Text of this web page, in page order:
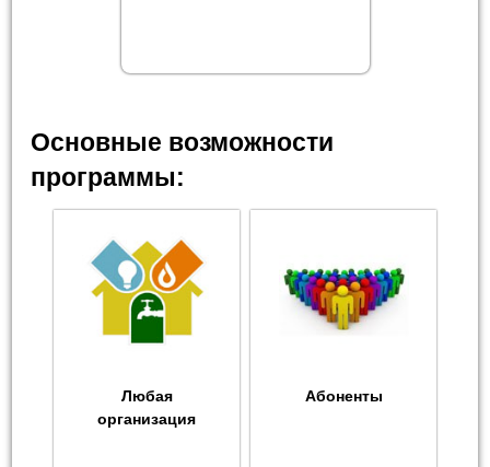
Основные возможности
программы:
Любая
организация
Абоненты